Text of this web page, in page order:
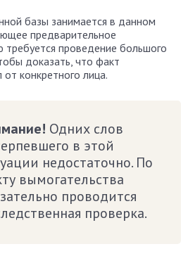
базы занимается в данном
предварительное
требуется проведение большого
доказать, что факт
конкретного лица.
Одних слов
в этой
недостаточно. По
вымогательства
проводится
проверка.